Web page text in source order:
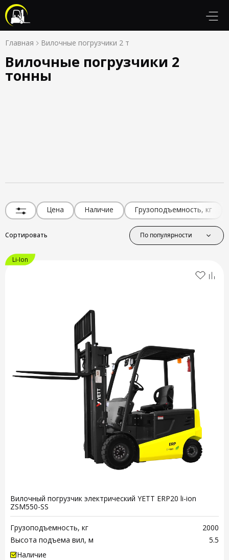
Главная Вилочные погрузчики 2 т
Вилочные погрузчики 2
тонны
Цена Наличие Грузоподъемность, кг
Сортировать По популярности
Li-Ion
Вилочный погрузчик электрический YETT ERP20 li-ion
ZSM550-SS
Грузоподъемность, кг
2000
Высота подъема вил, м
5.5
Наличие